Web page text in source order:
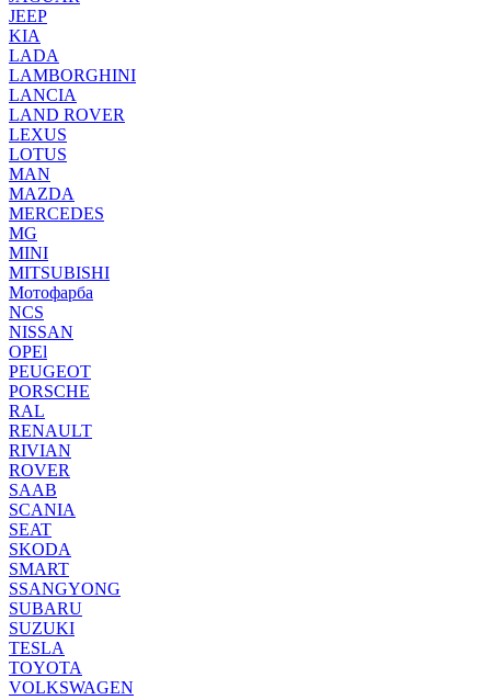
JEEP
KIA
LADA
LAMBORGHINI
LANCIA
LAND ROVER
LEXUS
LOTUS
MAN
MAZDA
MERCEDES
MG
MINI
MITSUBISHI
Мотофарба
NCS
NISSAN
OPEl
PEUGEOT
PORSCHE
RAL
RENAULT
RIVIAN
ROVER
SAAB
SCANIA
SEAT
SKODA
SMART
SSANGYONG
SUBARU
SUZUKI
TESLA
TOYOTA
VOLKSWAGEN